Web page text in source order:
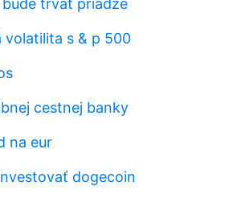
trvať priadze
volatilita s & p 500
cestnej banky
na eur
dogecoin